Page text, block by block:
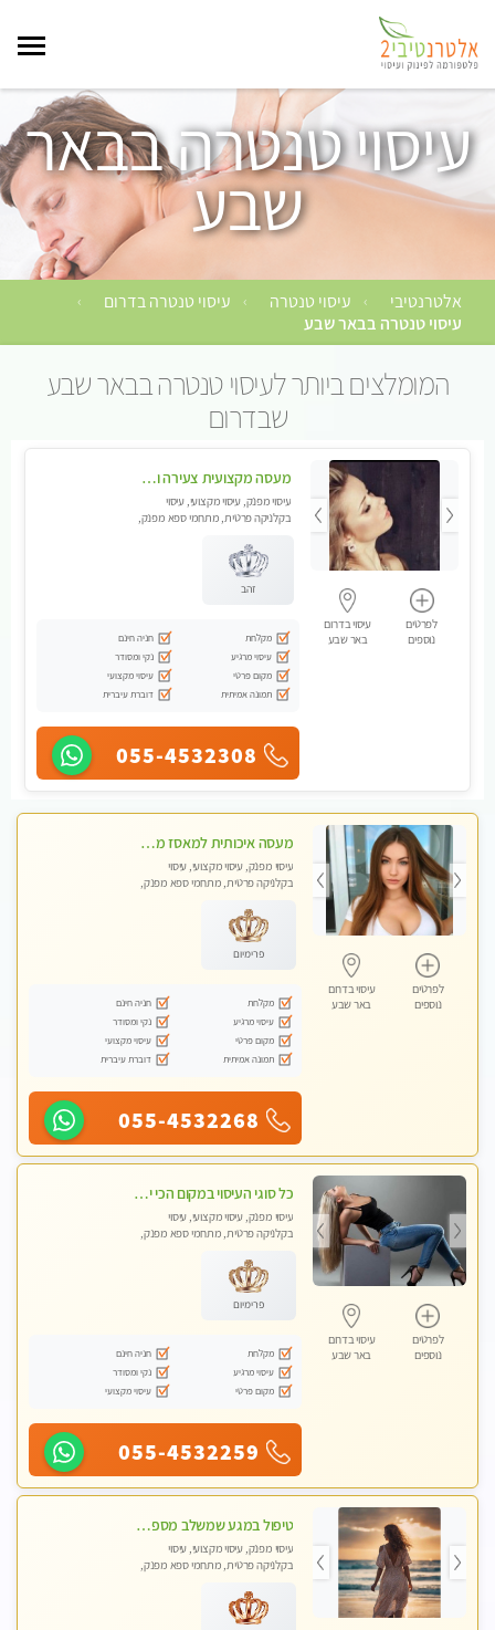
עיסוי טנטרה בבאר
שבע
אלטרנטיבי › עיסוי טנטרה › עיסוי טנטרה בדרום ›
עיסוי טנטרה בבאר שבע
המומלצים ביותר לעיסוי טנטרה בבאר שבע
שבדרום
לפרטים
נוספים
עיסוי בדרום
באר שבע
מעסה מקצועית צעירה ואיכותית פרטי!!!
עיסוי מפנק, עיסוי מקצועי, עיסוי
בקלניקה פרטית, מתחמי ספא מפנק,
זהב
מקלחת
חניה חינם
עיסוי מרגיע
נקי ומסודר
מקום פרטי
עיסוי מקצועי
תמונה אמיתית
דוברת עיברית
055-4532308
לפרטים
נוספים
עיסוי בדרום
באר שבע
מעסה איכותית למאסז מקצועי ומפנק לכל שרירי הגוף
עיסוי מפנק, עיסוי מקצועי, עיסוי
בקלניקה פרטית, מתחמי ספא מפנק,
פרימיום
מקלחת
חניה חינם
עיסוי מרגיע
נקי ומסודר
מקום פרטי
עיסוי מקצועי
תמונה אמיתית
דוברת עיברית
055-4532268
לפרטים
נוספים
עיסוי בדרום
באר שבע
כל סוגי העיסוי במקום הכי יפה בעיר בהתחייבות - עיסוי מקצועי איכותי ומפנק.
עיסוי מפנק, עיסוי מקצועי, עיסוי
בקלניקה פרטית, מתחמי ספא מפנק,
פרימיום
מקלחת
חניה חינם
עיסוי מרגיע
נקי ומסודר
מקום פרטי
עיסוי מקצועי
055-4532259
טיפול במגע שמשלב מספר טכניקות עיסויים. מומלץ מאוד !!!
עיסוי מפנק, עיסוי מקצועי, עיסוי
בקלניקה פרטית, מתחמי ספא מפנק,